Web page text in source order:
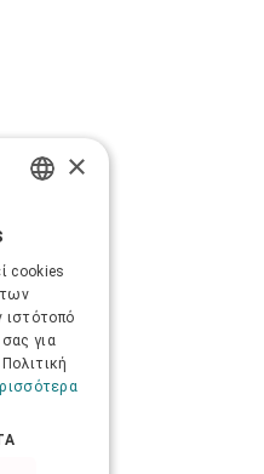
×
cookies
των
ιστότοπό
για